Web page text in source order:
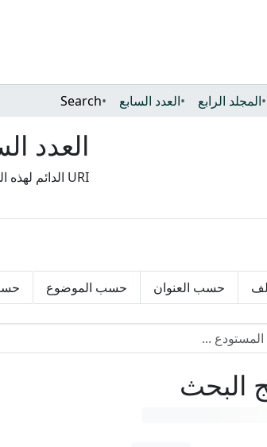
المجلد الرابع العدد السابع Search
العدد
URI الدائم لهذه الحاوية
حسب العنوان حسب الموضوع
البحث